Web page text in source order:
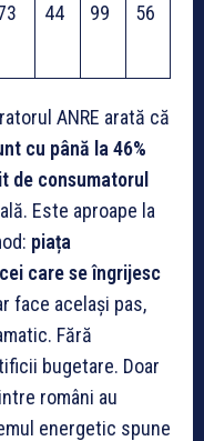
44
99
56
ANRE arată că
cu până la 46%
de consumatorul
Este aproape la
piața
care se îngrijesc
face același pas,
Fără
bugetare. Doar
români au
energetic spune